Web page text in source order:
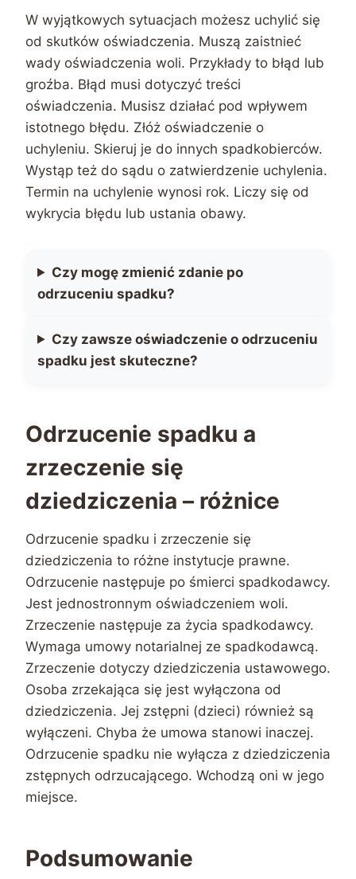
W wyjątkowych sytuacjach możesz uchylić się
od skutków oświadczenia. Muszą zaistnieć
wady oświadczenia woli. Przykłady to błąd lub
groźba. Błąd musi dotyczyć treści
oświadczenia. Musisz działać pod wpływem
istotnego błędu. Złóż oświadczenie o
uchyleniu. Skieruj je do innych spadkobierców.
Wystąp też do sądu o zatwierdzenie uchylenia.
Termin na uchylenie wynosi rok. Liczy się od
wykrycia błędu lub ustania obawy.
Czy mogę zmienić zdanie po
odrzuceniu spadku?
Czy zawsze oświadczenie o odrzuceniu
spadku jest skuteczne?
Odrzucenie spadku a
zrzeczenie się
dziedziczenia – różnice
Odrzucenie spadku i zrzeczenie się
dziedziczenia to różne instytucje prawne.
Odrzucenie następuje po śmierci spadkodawcy.
Jest jednostronnym oświadczeniem woli.
Zrzeczenie następuje za życia spadkodawcy.
Wymaga umowy notarialnej ze spadkodawcą.
Zrzeczenie dotyczy dziedziczenia ustawowego.
Osoba zrzekająca się jest wyłączona od
dziedziczenia. Jej zstępni (dzieci) również są
wyłączeni. Chyba że umowa stanowi inaczej.
Odrzucenie spadku nie wyłącza z dziedziczenia
zstępnych odrzucającego. Wchodzą oni w jego
miejsce.
Podsumowanie